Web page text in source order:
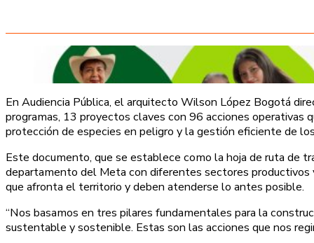
En Audiencia Pública, el arquitecto Wilson López Bogotá
programas, 13 proyectos claves con 96 acciones operativas
protección de especies en peligro y la gestión eficiente de
Este documento, que se establece como la hoja de ruta de
departamento del Meta con diferentes sectores productivos
que afronta el territorio y deben atenderse lo antes posible.
“Nos basamos en tres pilares fundamentales para la
sustentable y sostenible. Estas son las acciones que nos